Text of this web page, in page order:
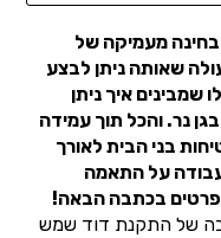
מעמיקה של
שאותה ניתן לבצע
שמבינים איך ניתן
נר. והכל תוך עמידה
בני הבית לאורך
על התאמה
בכתבה הבאה!
של התקנת דוד שמש